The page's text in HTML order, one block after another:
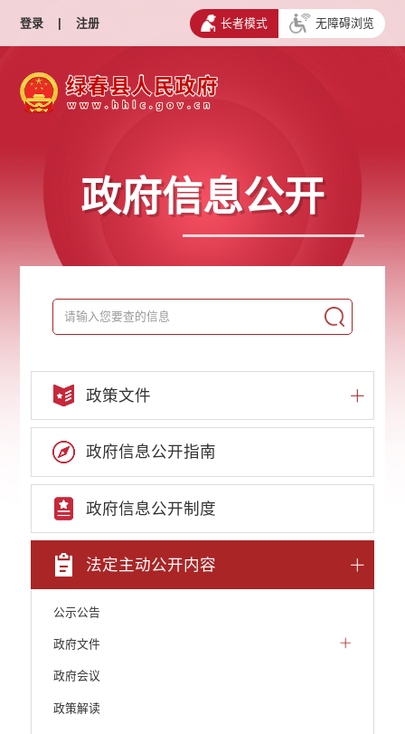
登录 | 注册 长者模式 无障碍浏览
政府信息公开
政策文件
政府信息公开指南
政府信息公开制度
法定主动公开内容
公示公告
政府文件
政府会议
政策解读